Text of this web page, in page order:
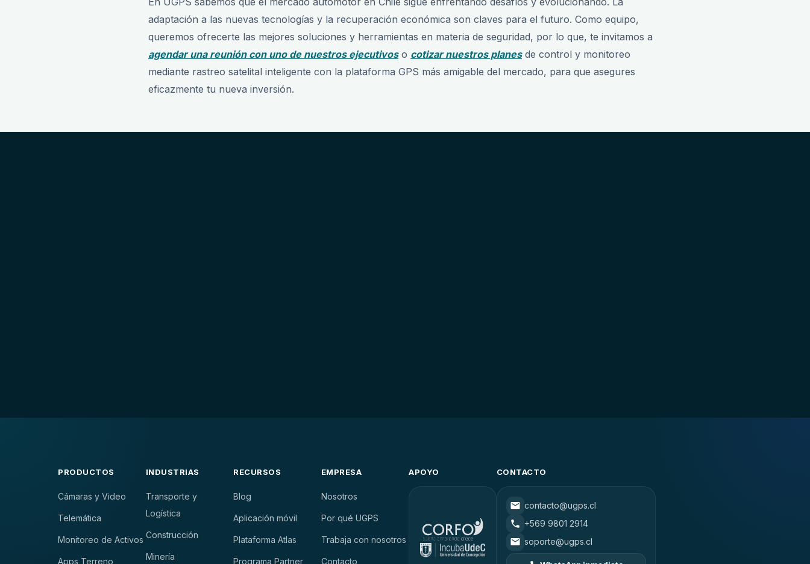
adaptación a las nuevas tecnologías y la recuperación económica son claves para el futuro. Como equipo,
queremos ofrecerte las mejores soluciones y herramientas en materia de seguridad, por lo que, te invitamos a
agendar una reunión con uno de nuestros ejecutivoso cotizar nuestros planesde control y monitoreo
mediante rastreo satelital inteligente con la plataforma GPS más amigable del mercado, para que asegures
eficazmente tu nueva inversión.
PRODUCTOS
Cámaras y Video
Telemática
Monitoreo de Activos
Apps Terreno
INDUSTRIAS
Transporte y
Logística
Construcción
Minería
RECURSOS
Blog
Aplicación móvil
Plataforma Atlas
Programa Partner
EMPRESA
Nosotros
Por qué UGPS
Trabaja con nosotros
Contacto
APOYO CONTACTO
contacto@ugps.cl
+569 9801 2914
soporte@ugps.cl